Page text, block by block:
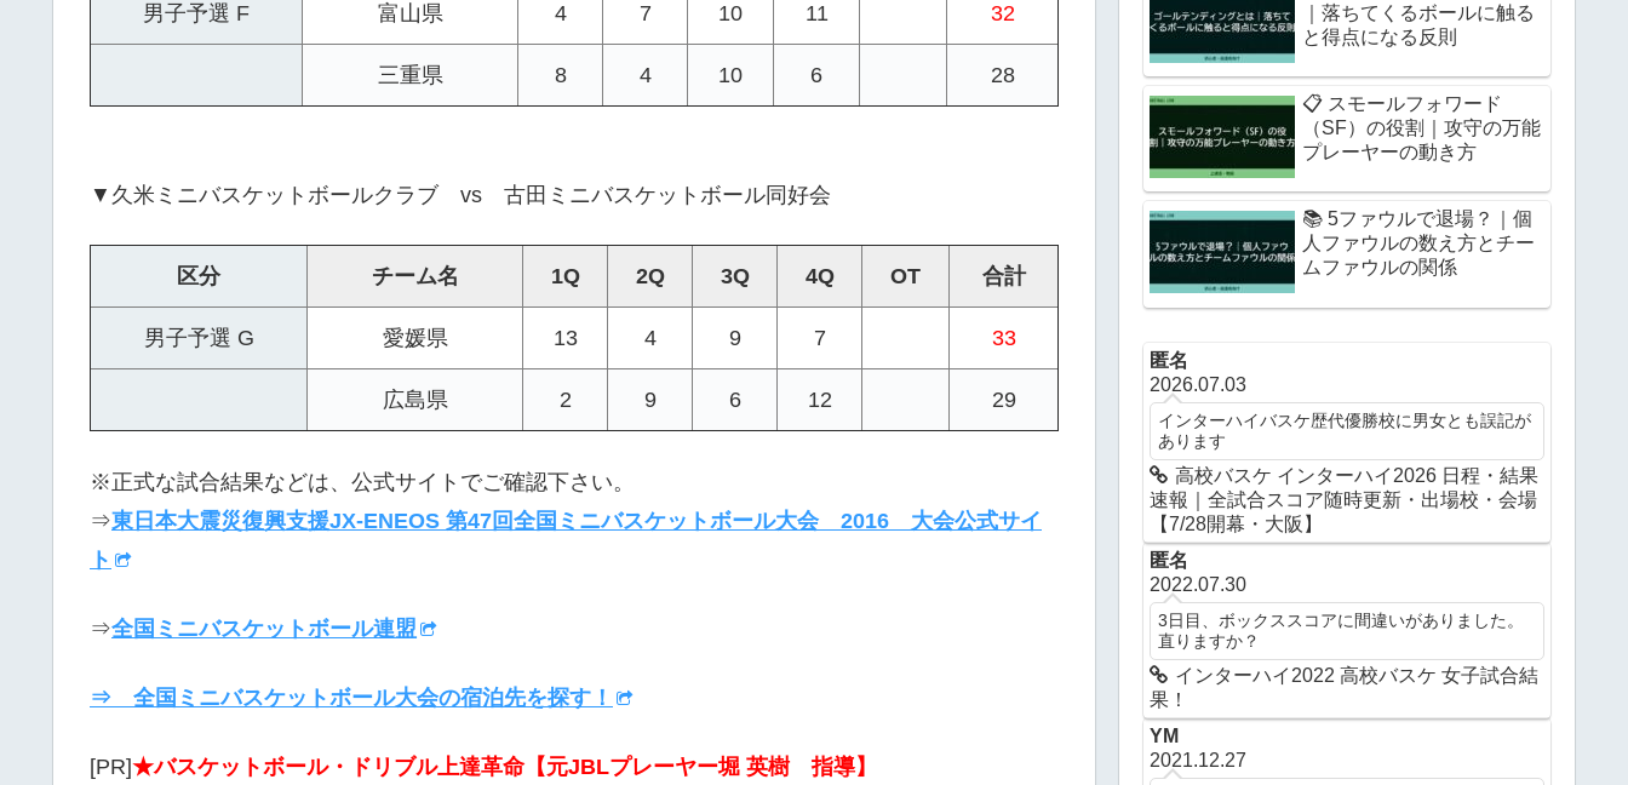
男子予選 F 富山県 4 7 10 11 32
三重県 8 4 10 6 28
▼久米ミニバスケットボールクラブ vs 古田ミニバスケットボール同好会
区分 チーム名 1Q 2Q 3Q 4Q OT 合計
男子予選 G 愛媛県 13 4 9 7 33
広島県 2 9 6 12 29
※正式な試合結果などは、公式サイトでご確認下さい。
⇒東日本大震災復興支援JX-ENEOS 第47回全国ミニバスケットボール大会 2016 大会公式サイ
ト
⇒全国ミニバスケットボール連盟
⇒ 全国ミニバスケットボール大会の宿泊先を探す！
[PR]★バスケットボール・ドリブル上達革命【元JBLプレーヤー堀 英樹 指導】
｜落ちてくるボールに触る
と得点になる反則
📋 スモールフォワード
（SF）の役割｜攻守の万能
プレーヤーの動き方
📚 5ファウルで退場？｜個
人ファウルの数え方とチー
ムファウルの関係
匿名
2026.07.03
インターハイバスケ歴代優勝校に男女とも誤記が
あります
高校バスケ インターハイ2026 日程・結果
速報｜全試合スコア随時更新・出場校・会場
【7/28開幕・大阪】
匿名
2022.07.30
3日目、ボックススコアに間違いがありました。
直りますか？
インターハイ2022 高校バスケ 女子試合結
果！
YM
2021.12.27